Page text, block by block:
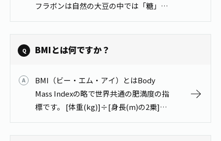
フラボンは自然の大豆の中では「糖」と
結合した形で存在していて、これを「配
糖体」と呼びます。大豆食品を食べてイ
ソフラボン配合体が体内に入ると、腸内
BMIとは何ですか？
BMI（ビー・エム・アイ）とはBody
Mass Indexの略で世界共通の肥満度の指
標です。 [体重(kg)]÷[身長(m)の2乗]で
求められます（身長はcmではなくmで計
算します）。標準値は「22」とされてお